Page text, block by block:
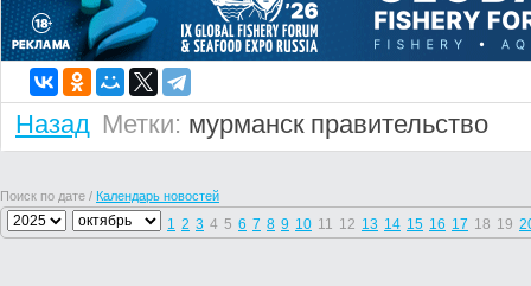
Назад Метки: мурманск правительство
Поиск по дате / Календарь новостей
1 2 3 4 5 6 7 8 9 10 11 12 13 14 15 16 17 18 19